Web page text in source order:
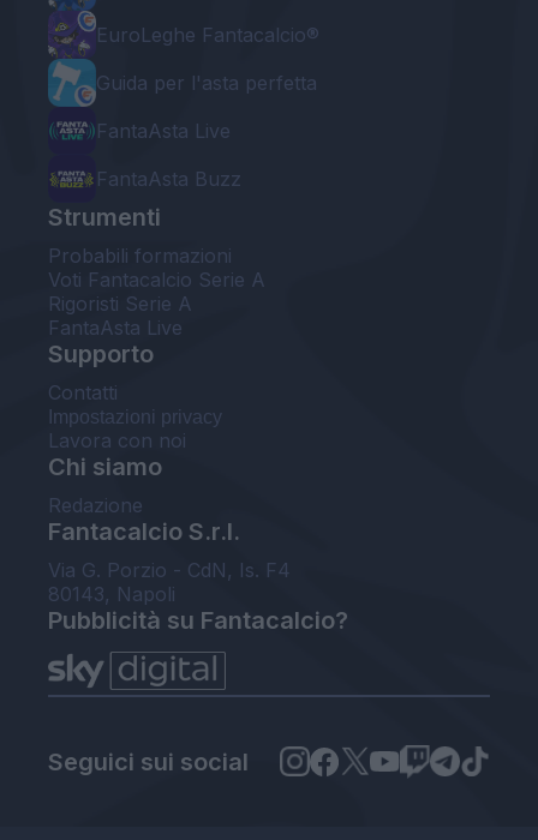
EuroLeghe Fantacalcio®
Guida per l'asta perfetta
FantaAsta Live
FantaAsta Buzz
Strumenti
Probabili formazioni
Voti Fantacalcio Serie A
Rigoristi Serie A
FantaAsta Live
Supporto
Contatti
Impostazioni privacy
Lavora con noi
Chi siamo
Redazione
Fantacalcio S.r.l.
Via G. Porzio - CdN, Is. F4
80143, Napoli
Pubblicità su Fantacalcio?
Seguici sui social